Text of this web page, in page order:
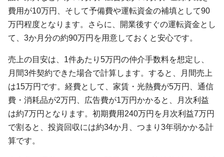
費用が10万円、そして予備費や運転資金の補填として90
万円程度となります。さらに、開業後すぐの運転資金とし
て、3か月分の約90万円を用意しておくと安心です。
売上の目安は、1件あたり5万円の仲介手数料を想定し、
月間3件契約できた場合で計算します。すると、月間売上
は15万円です。経費として、家賃・光熱費が5万円、通信
費・消耗品が2万円、広告費が1万円かかると、月次利益
は約7万円となります。初期費用240万円を月次利益7万円
で割ると、投資回収には約34か月、つまり3年弱かかる計
算です。